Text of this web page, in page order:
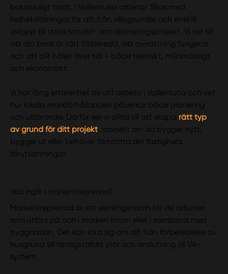
bokstavligt talat. I Vallentuna arbetar 3Bas med
helhetslösningar för allt från villagrunder och enskilt
avlopp till stora schakt- och dräneringsprojekt. Vi ser till
att din tomt är rätt förberedd, att avvattning fungerar
och att allt håller över tid – både tekniskt, miljömässigt
och ekonomiskt.
Vi har lång erfarenhet av att arbeta i Vallentuna och vet
hur lokala markförhållanden påverkar både planering
och utförande. Därför ser vi alltid till att skapa rätt typ
av grund för ditt projekt , oavsett om du bygger nytt,
bygger ut eller behöver förbättra din fastighets
förutsättningar.
Vad ingår i markentreprenad?
Markentreprenad är ett samlingsnamn för de arbeten
som utförs på och i marken innan eller i samband med
byggnation. Det kan röra sig om allt från förberedelse av
husgrund till färdigställda ytor och anslutning till VA-
system.